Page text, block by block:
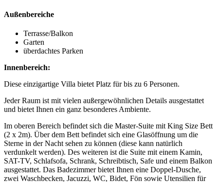
Außenbereiche
Terrasse/Balkon
Garten
überdachtes Parken
Innenbereich:
Diese einzigartige Villa bietet Platz für bis zu 6 Personen.
Jeder Raum ist mit vielen außergewöhnlichen Details ausgestattet
und bietet Ihnen ein ganz besonderes Ambiente.
Im oberen Bereich befindet sich die Master-Suite mit King Size Bett
(2 x 2m). Über dem Bett befindet sich eine Glasöffnung um die
Sterne in der Nacht sehen zu können (diese kann natürlich
verdunkelt werden). Des weiteren ist die Suite mit einem Kamin,
SAT-TV, Schlafsofa, Schrank, Schreibtisch, Safe und einem Balkon
ausgestattet. Das Badezimmer bietet Ihnen eine Doppel-Dusche,
zwei Waschbecken, Jacuzzi, WC, Bidet, Fön sowie Utensilien für